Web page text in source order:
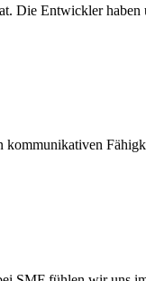
Die Entwickler haben